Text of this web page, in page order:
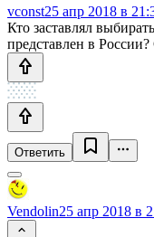
vconst25 апр 2018 в
Кто заставлял
представлен в
Ответить
Vendolin25 апр 2018 в